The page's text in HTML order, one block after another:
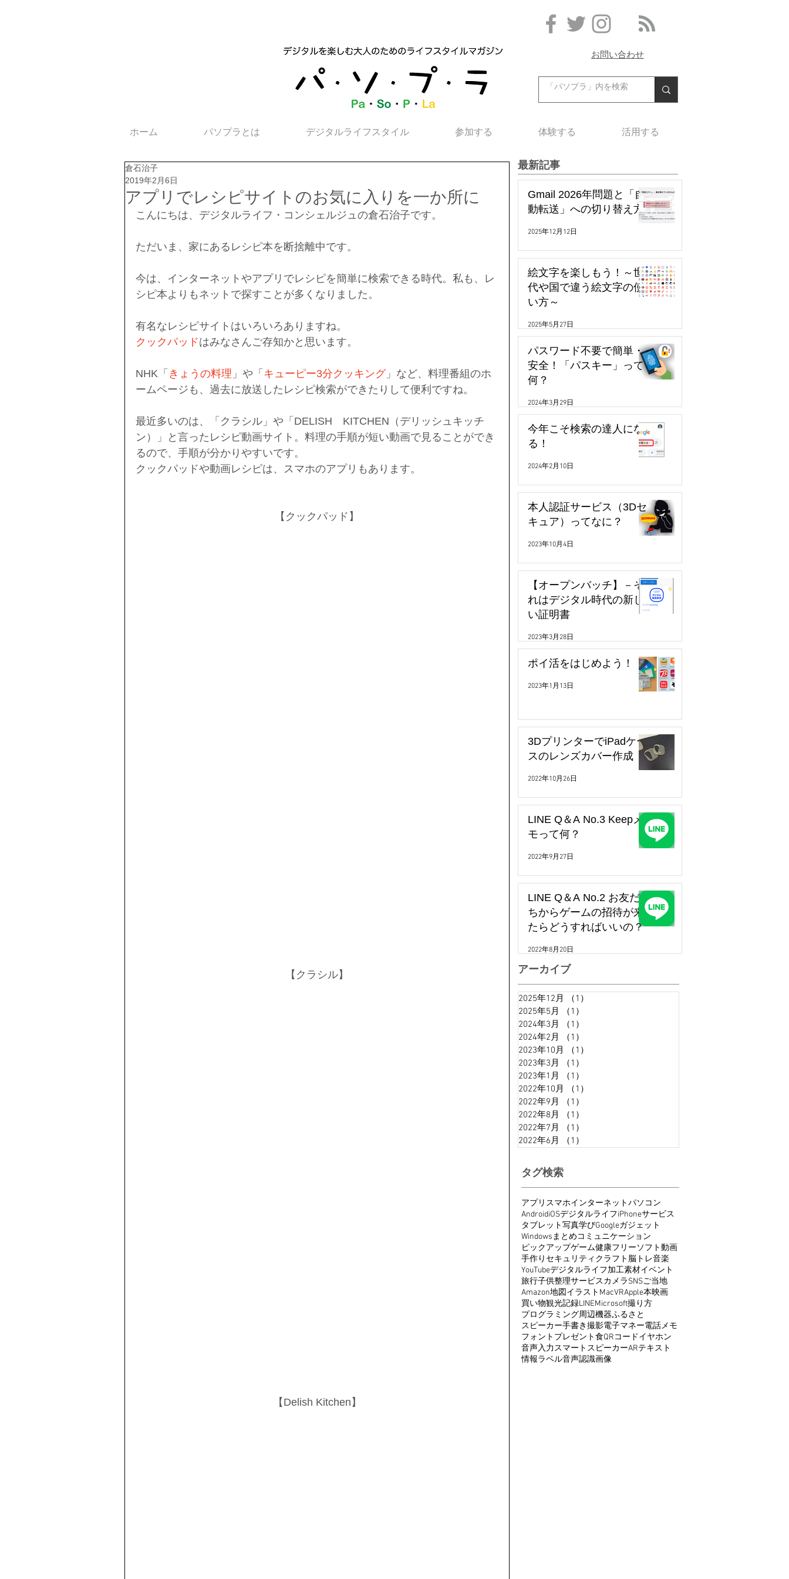
お問い合わせ
ホーム パソプラとは デジタルライフスタイル 参加する 体験する 活用する
アプリでレシピサイトのお気に入りを一か所に
倉石治子
2019年2月6日
こんにちは、デジタルライフ・コンシェルジュの倉石治子です。
ただいま、家にあるレシピ本を断捨離中です。
今は、インターネットやアプリでレシピを簡単に検索できる時代。私も、レ
シピ本よりもネットで探すことが多くなりました。
有名なレシピサイトはいろいろありますね。
クックパッドはみなさんご存知かと思います。
NHK「 きょうの料理 」や「 キューピー3分クッキング」など、料理番組のホ
ームページも、過去に放送したレシピ検索ができたりして便利ですね。
最近多いのは、「クラシル」や「DELISH　KITCHEN（デリッシュキッチ
ン）」と言ったレシピ動画サイト。料理の手順が短い動画で見ることができ
るので、手順が分かりやすいです。
クックパッドや動画レシピは、スマホのアプリもあります。
【クックパッド】
【クラシル】
【Delish Kitchen】
最新記事
Gmail 2026年問題と「自
動転送」への切り替え方
2025年12月12日
絵文字を楽しもう！～世
代や国で違う絵文字の使
い方～
2025年5月27日
パスワード不要で簡単・
安全！「パスキー」って
何？
2024年3月29日
今年こそ検索の達人にな
る！
2024年2月10日
本人認証サービス（3Dセ
キュア）ってなに？
2023年10月4日
【オープンバッチ】－そ
れはデジタル時代の新し
い証明書
2023年3月28日
ポイ活をはじめよう！
2023年1月13日
3DプリンターでiPadケー
スのレンズカバー作成
2022年10月26日
LINE Q＆A No.3 Keepメ
モって何？
2022年9月27日
LINE Q＆A No.2 お友だ
ちからゲームの招待が来
たらどうすればいいの？
2022年8月20日
アーカイブ
2025年12月 （1）
2025年5月
（1）
2024年3月
（1）
2024年2月
（1）
2023年10月
（1）
2023年3月
（1）
2023年1月
（1）
2022年10月
（1）
2022年9月
（1）
2022年8月
（1）
2022年7月
（1）
2022年6月
（1）
タグ検索
アプリ スマホインターネットパソコン
AndroidiOSデジタルライフiPhoneサービス
タブレット写真学びGoogleガジェット
Windowsまとめコミュニケーション
ピックアップゲーム健康フリーソフト動画
手作り セキュリティ クラフト脳トレ音楽
YouTubeデジタルライフ加工素材イベント
旅行子供整理サービスカメラSNSご当地
Amazon地図イラスト MacVRApple本映画
買い物観光記録LINEMicrosoft撮り方
プログラミング周辺機器ふるさと
スピーカー手書き撮影電子マネー電話メモ
フォント プレゼント食QRコードイヤホン
音声入力スマートスピーカーARテキスト
情報ラベル音声認識画像